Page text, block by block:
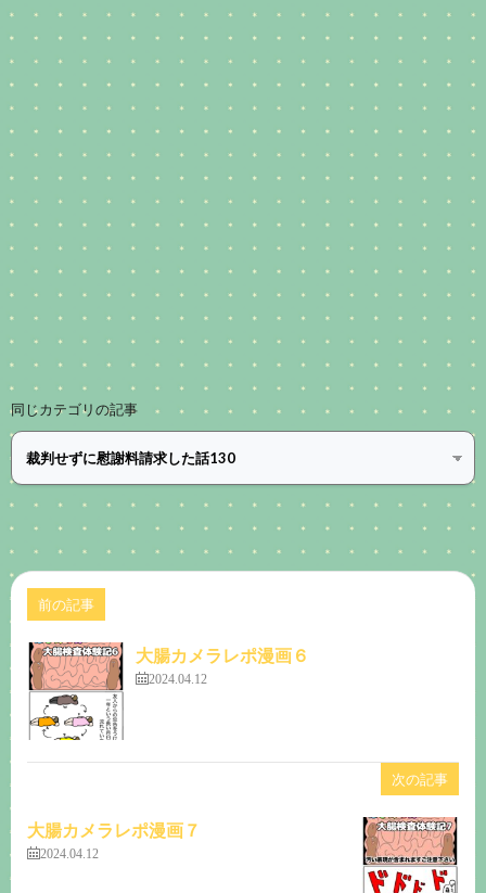
同じカテゴリの記事
前の記事
大腸カメラレポ漫画６
2024.04.12
次の記事
大腸カメラレポ漫画７
2024.04.12